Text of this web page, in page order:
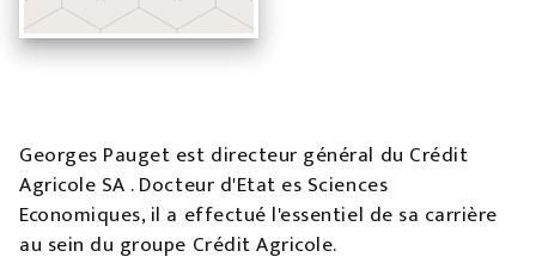
Georges Pauget est directeur général du Crédit
Agricole SA . Docteur d'Etat es Sciences
Economiques, il a effectué l'essentiel de sa carrière
au sein du groupe Crédit Agricole.